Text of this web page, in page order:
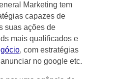
Marketing tem
capazes de
suas ações de
mais qualificados e
, com estratégias
no google etc.